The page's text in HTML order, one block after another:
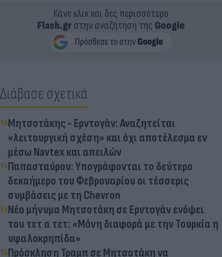
Κάνε κλικ και δες περισσότερο
Flash.grστην αναζήτηση της Google
Διάβασε σχετικά
Μητσοτάκης - Ερντογάν: Αναζητείται
«λειτουργική σχέση» και όχι αποτέλεσμα εν
μέσω Navtex και απειλών
Παπασταύρου: Υπογράφονται το δεύτερο
δεκαήμερο του Φεβρουαρίου οι τέσσερις
συμβάσεις με τη Chevron
Νέο μήνυμα Μητσοτάκη σε Ερντογάν ενόψει
του τετ α τετ: «Μόνη διαφορά με την Τουρκία η
υφαλοκρηπίδα»
Πρόσκληση Τραμπ σε Μητσοτάκη να